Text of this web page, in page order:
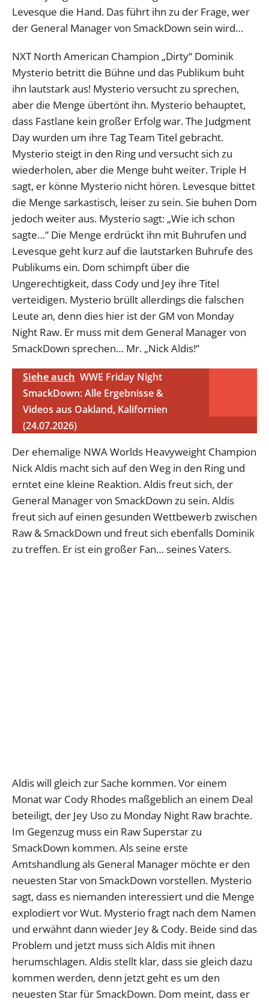
Levesque die Hand. Das führt ihn zu der Frage, wer
der General Manager von SmackDown sein wird…
NXT North American Champion „Dirty“ Dominik
Mysterio betritt die Bühne und das Publikum buht
ihn lautstark aus! Mysterio versucht zu sprechen,
aber die Menge übertönt ihn. Mysterio behauptet,
dass Fastlane kein großer Erfolg war. The Judgment
Day wurden um ihre Tag Team Titel gebracht.
Mysterio steigt in den Ring und versucht sich zu
wiederholen, aber die Menge buht weiter. Triple H
sagt, er könne Mysterio nicht hören. Levesque bittet
die Menge sarkastisch, leiser zu sein. Sie buhen Dom
jedoch weiter aus. Mysterio sagt: „Wie ich schon
sagte…“ Die Menge erdrückt ihn mit Buhrufen und
Levesque geht kurz auf die lautstarken Buhrufe des
Publikums ein. Dom schimpft über die
Ungerechtigkeit, dass Cody und Jey ihre Titel
verteidigen. Mysterio brüllt allerdings die falschen
Leute an, denn dies hier ist der GM von Monday
Night Raw. Er muss mit dem General Manager von
SmackDown sprechen… Mr. „Nick Aldis!“
Siehe auch WWE Friday Night
SmackDown: Alle Ergebnisse &
Videos aus Oakland, Kalifornien
(24.07.2026)
Der ehemalige NWA Worlds Heavyweight Champion
Nick Aldis macht sich auf den Weg in den Ring und
erntet eine kleine Reaktion. Aldis freut sich, der
General Manager von SmackDown zu sein. Aldis
freut sich auf einen gesunden Wettbewerb zwischen
Raw & SmackDown und freut sich ebenfalls Dominik
zu treffen. Er ist ein großer Fan… seines Vaters.
Aldis will gleich zur Sache kommen. Vor einem
Monat war Cody Rhodes maßgeblich an einem Deal
beteiligt, der Jey Uso zu Monday Night Raw brachte.
Im Gegenzug muss ein Raw Superstar zu
SmackDown kommen. Als seine erste
Amtshandlung als General Manager möchte er den
neuesten Star von SmackDown vorstellen. Mysterio
sagt, dass es niemanden interessiert und die Menge
explodiert vor Wut. Mysterio fragt nach dem Namen
und erwähnt dann wieder Jey & Cody. Beide sind das
Problem und jetzt muss sich Aldis mit ihnen
herumschlagen. Aldis stellt klar, dass sie gleich dazu
kommen werden, denn jetzt geht es um den
neuesten Star für SmackDown. Dom meint, dass er